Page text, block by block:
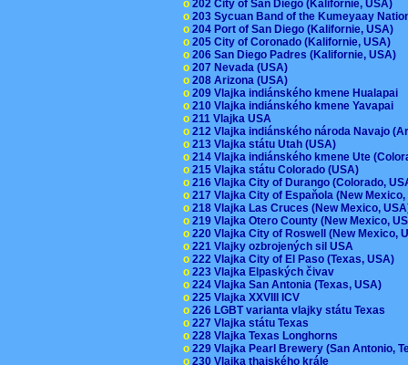
o 202 City of San Diego (Kalifornie, USA)
o 203 Sycuan Band of the Kumeyaay
o 204 Port of San Diego (Kalifornie, USA)
o 205 City of Coronado (Kalifornie, USA)
o 206 San Diego Padres (Kalifornie, USA)
o 207 Nevada (USA)
o 208 Arizona (USA)
o 209 Vlajka indiánského kmene Hualapai
o 210 Vlajka indiánského kmene Yavapai
o 211 Vlajka USA
o 212 Vlajka indiánského národa Navajo
o 213 Vlajka státu Utah (USA)
o 214 Vlajka indiánského kmene Ute
o 215 Vlajka státu Colorado (USA)
o 216 Vlajka City of Durango (Colorado,
o 217 Vlajka City of Espaňola (New
o 218 Vlajka Las Cruces (New Mexico,
o 219 Vlajka Otero County (New Mexico,
o 220 Vlajka City of Roswell (New Mexico,
o 221 Vlajky ozbrojených sil USA
o 222 Vlajka City of El Paso (Texas, USA)
o 223 Vlajka Elpaských čivav
o 224 Vlajka San Antonia (Texas, USA)
o 225 Vlajka XXVIII ICV
o 226 LGBT varianta vlajky státu Texas
o 227 Vlajka státu Texas
o 228 Vlajka Texas Longhorns
o 229 Vlajka Pearl Brewery (San Antonio,
o 230 Vlajka thajského krále